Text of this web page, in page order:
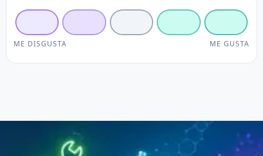
ME DISGUSTA ME GUSTA